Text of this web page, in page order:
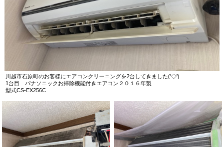
川越市石原町のお客様にエアコンクリーニングを2台してきました('◇')ゞ
1台目 パナソニックお掃除機能付きエアコン２０１６年製
型式CS-EX256C